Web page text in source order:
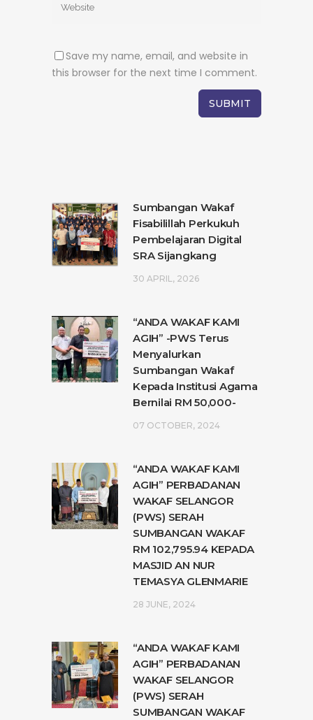
Save my name, email, and website in
this browser for the next time I comment.
Sumbangan Wakaf
Fisabilillah Perkukuh
Pembelajaran Digital
SRA Sijangkang
30 APRIL, 2026
“ANDA WAKAF KAMI
AGIH” -PWS Terus
Menyalurkan
Sumbangan Wakaf
Kepada Institusi Agama
Bernilai RM 50,000-
07 OCTOBER, 2024
“ANDA WAKAF KAMI
AGIH” PERBADANAN
WAKAF SELANGOR
(PWS) SERAH
SUMBANGAN WAKAF
RM 102,795.94 KEPADA
MASJID AN NUR
TEMASYA GLENMARIE
28 JUNE, 2024
“ANDA WAKAF KAMI
AGIH” PERBADANAN
WAKAF SELANGOR
(PWS) SERAH
SUMBANGAN WAKAF